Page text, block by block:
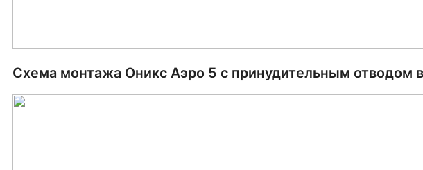
Схема монтажа Оникс Аэро 5 с принудительным отводом